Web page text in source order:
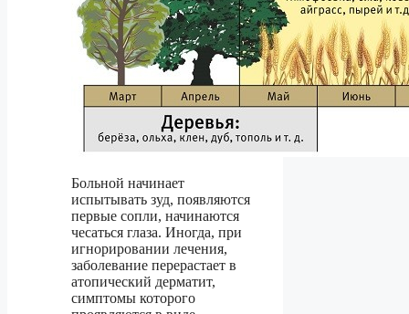
Больной начинает
испытывать зуд, появляются
первые сопли, начинаются
чесаться глаза. Иногда, при
игнорировании лечения,
заболевание перерастает в
атопический дерматит,
симптомы которого